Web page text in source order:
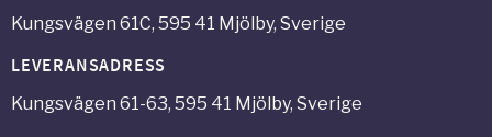
Kungsvägen 61C, 595 41 Mjölby, Sverige
LEVERANSADRESS
Kungsvägen 61-63, 595 41 Mjölby, Sverige